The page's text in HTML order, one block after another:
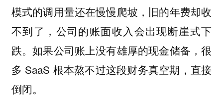
模式的调用量还在慢慢爬坡，旧的年费却收
不到了，公司的账面收入会出现断崖式下
跌。如果公司账上没有雄厚的现金储备，很
多 SaaS 根本熬不过这段财务真空期，直接
倒闭。